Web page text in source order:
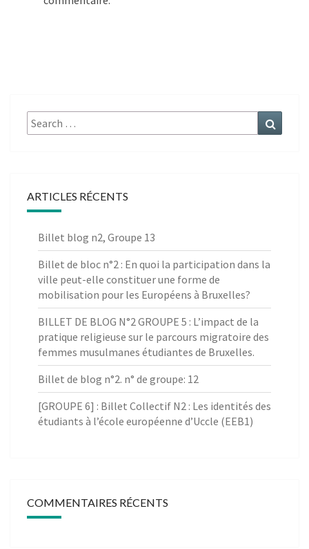
Search
for:
ARTICLES RÉCENTS
Billet blog n2, Groupe 13
Billet de bloc n°2 : En quoi la participation dans la
ville peut-elle constituer une forme de
mobilisation pour les Européens à Bruxelles?
BILLET DE BLOG N°2 GROUPE 5 : L’impact de la
pratique religieuse sur le parcours migratoire des
femmes musulmanes étudiantes de Bruxelles.
Billet de blog n°2. n° de groupe: 12
[GROUPE 6] : Billet Collectif N2 : Les identités des
étudiants à l’école européenne d’Uccle (EEB1)
COMMENTAIRES RÉCENTS